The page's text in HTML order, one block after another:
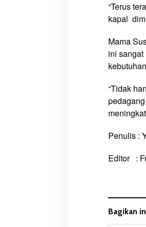
“Terus
kapal
Mama
ini
“Tidak
Penulis :
Editor :
Bagikan